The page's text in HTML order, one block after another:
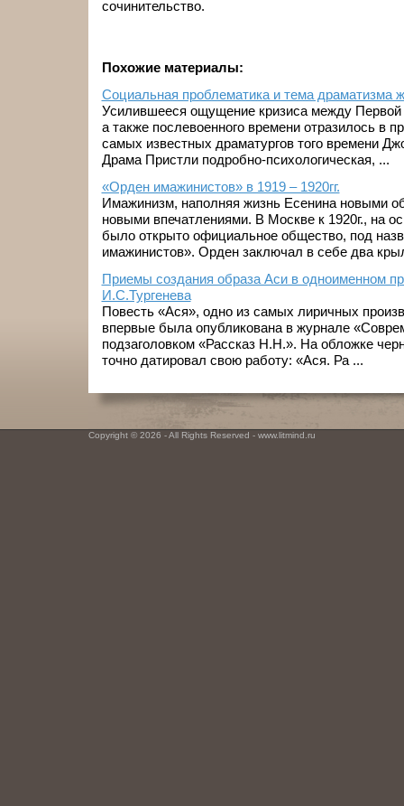
сочинительство.
Похожие материалы:
Социальная проблематика и тема драматизма
Усилившееся ощущение кризиса между Первой
а также послевоенного времени отразилось в
самых известных драматургов того времени
Драма Пристли подробно-психологическая, ...
«Орден имажинистов» в 1919 – 1920гг.
Имажинизм, наполняя жизнь Есенина новыми
новыми впечатлениями. В Москве к 1920г., на
было открыто официальное общество, под
имажинистов». Орден заключал в себе два
Приемы создания образа Аси в одноименном
И.С.Тургенева
Повесть «Ася», одно из самых лиричных
впервые была опубликована в журнале
подзаголовком «Рассказ Н.Н.». На обложке
точно датировал свою работу: «Ася. Ра ...
Copyright © 2026 - All Rights Reserved - www.litmind.ru